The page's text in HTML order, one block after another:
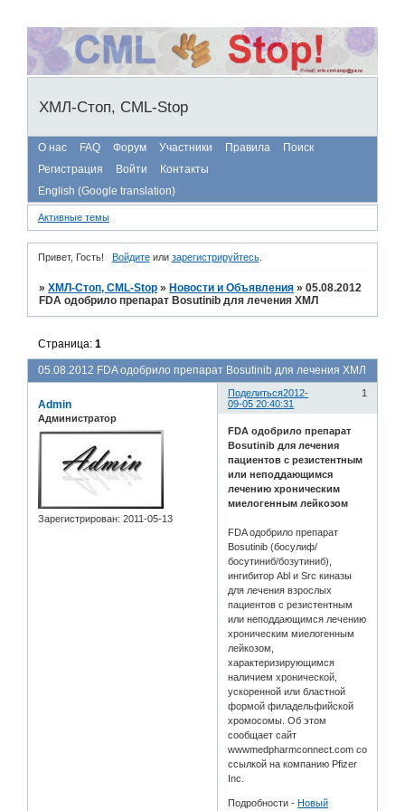
ХМЛ-Стоп, CML-Stop
О нас FAQ Форум Участники Правила
Поиск
Регистрация
Войти
Контакты
English (Google translation)
Активные темы
Привет, Гость! Войдитеили зарегистрируйтесь.
»ХМЛ-Стоп, CML-Stop » Новости и Объявления »05.08.2012
FDA одобрило препарат Bosutinib для лечения ХМЛ
05.08.2012 FDA одобрило препарат Bosutinib для лечения ХМЛ
Страница:1
Поделиться 1
2012-
09-05 20:40:31
Admin
Администратор
Зарегистрирован: 2011-05-13
FDA одобрило препарат
Bosutinib для лечения
пациентов с резистентным
или неподдающимся
лечению хроническим
миелогенным лейкозом
FDA одобрило препарат
Bosutinib (босулиф/
босутиниб/бозутиниб),
ингибитор Abl и Src киназы
для лечения взрослых
пациентов с резистентным
или неподдающимся лечению
хроническим миелогенным
лейкозом,
характеризирующимся
наличием хронической,
ускоренной или бластной
формой филадельфийской
хромосомы. Об этом
сообщает сайт
wwwmedpharmconnect.com со
ссылкой на компанию Pfizer
Inc.
Подробности -Новый